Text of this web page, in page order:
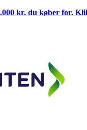
kr. du køber for.